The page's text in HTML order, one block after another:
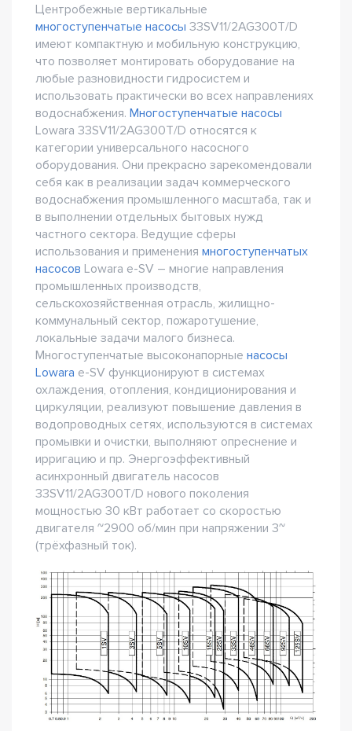
Центробежные вертикальные
многоступенчатые насосы 33SV11/2AG300T/D
имеют компактную и мобильную конструкцию,
что позволяет монтировать оборудование на
любые разновидности гидросистем и
использовать практически во всех направлениях
водоснабжения. Многоступенчатые насосы
Lowara 33SV11/2AG300T/D относятся к
категории универсального насосного
оборудования. Они прекрасно зарекомендовали
себя как в реализации задач коммерческого
водоснабжения промышленного масштаба, так и
в выполнении отдельных бытовых нужд
частного сектора. Ведущие сферы
использования и применения многоступенчатых
насосов Lowara e-SV – многие направления
промышленных производств,
сельскохозяйственная отрасль, жилищно-
коммунальный сектор, пожаротушение,
локальные задачи малого бизнеса.
Многоступенчатые высоконапорные насосы
Lowara e-SV функционируют в системах
охлаждения, отопления, кондиционирования и
циркуляции, реализуют повышение давления в
водопроводных сетях, используются в системах
промывки и очистки, выполняют опреснение и
ирригацию и пр. Энергоэффективный
асинхронный двигатель насосов
33SV11/2AG300T/D нового поколения
мощностью 30 кВт работает со скоростью
двигателя ~2900 об/мин при напряжении 3~
(трёхфазный ток).